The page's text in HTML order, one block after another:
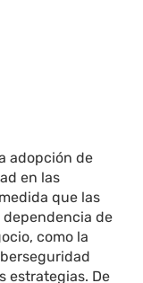
adopción de
en las
que las
dependencia de
como la
estrategias. De